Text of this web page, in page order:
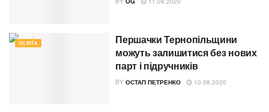
ОСВІТА
Першачки Тернопільщини
можуть залишитися без нових
парт і підручників
BY ОСТАП ПЕТРЕНКО 10.08.2020